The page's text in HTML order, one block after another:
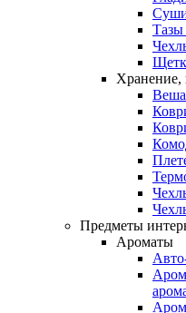
Хранение,
Предметы
Ароматы